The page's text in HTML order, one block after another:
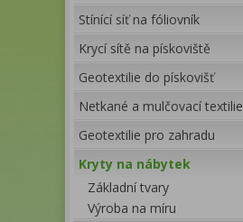
Stínící síť na fóliovník
Krycí sítě na pískoviště
Geotextilie do pískovišť
Netkané a mulčovací textilie
Geotextilie pro zahradu
Kryty na nábytek
Základní tvary
Výroba na míru